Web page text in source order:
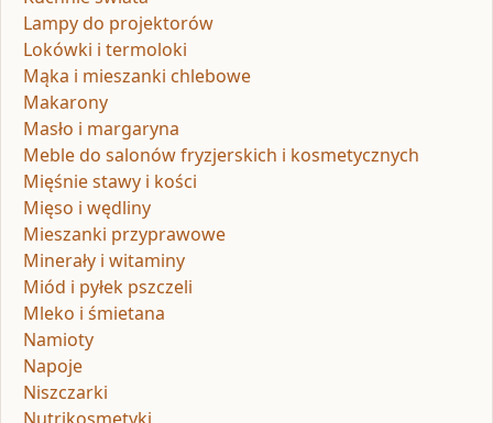
Lampy do projektorów
Lokówki i termoloki
Mąka i mieszanki chlebowe
Makarony
Masło i margaryna
Meble do salonów fryzjerskich i kosmetycznych
Mięśnie stawy i kości
Mięso i wędliny
Mieszanki przyprawowe
Minerały i witaminy
Miód i pyłek pszczeli
Mleko i śmietana
Namioty
Napoje
Niszczarki